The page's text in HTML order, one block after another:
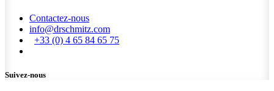
Contactez-nous
info@drschmitz.com
+33 (0) 4 65 84 65 75
Suivez-nous